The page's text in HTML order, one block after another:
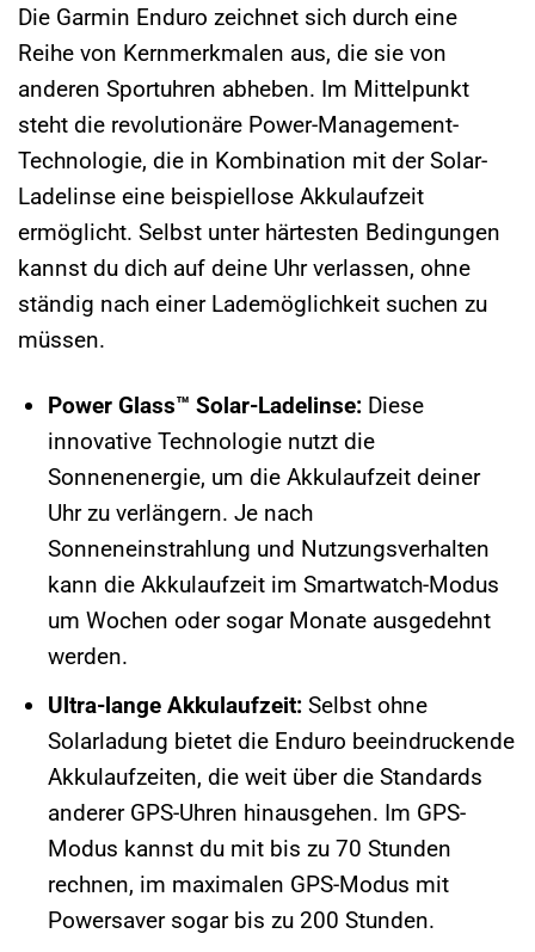
Die Garmin Enduro zeichnet sich durch eine
Reihe von Kernmerkmalen aus, die sie von
anderen Sportuhren abheben. Im Mittelpunkt
steht die revolutionäre Power-Management-
Technologie, die in Kombination mit der Solar-
Ladelinse eine beispiellose Akkulaufzeit
ermöglicht. Selbst unter härtesten Bedingungen
kannst du dich auf deine Uhr verlassen, ohne
ständig nach einer Lademöglichkeit suchen zu
müssen.
Power Glass™ Solar-Ladelinse:Diese
innovative Technologie nutzt die
Sonnenenergie, um die Akkulaufzeit deiner
Uhr zu verlängern. Je nach
Sonneneinstrahlung und Nutzungsverhalten
kann die Akkulaufzeit im Smartwatch-Modus
um Wochen oder sogar Monate ausgedehnt
werden.
Ultra-lange Akkulaufzeit:Selbst ohne
Solarladung bietet die Enduro beeindruckende
Akkulaufzeiten, die weit über die Standards
anderer GPS-Uhren hinausgehen. Im GPS-
Modus kannst du mit bis zu 70 Stunden
rechnen, im maximalen GPS-Modus mit
Powersaver sogar bis zu 200 Stunden.